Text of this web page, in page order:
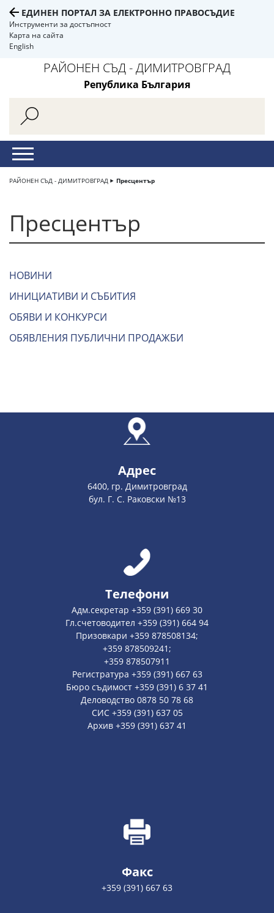
ЕДИНЕН ПОРТАЛ ЗА ЕЛЕКТРОННО ПРАВОСЪДИЕ
Инструменти за достъпност
Карта на сайта
English
РАЙОНЕН СЪД - ДИМИТРОВГРАД
Република България
РАЙОНЕН СЪД - ДИМИТРОВГРАД Пресцентър
Пресцентър
НОВИНИ
ИНИЦИАТИВИ И СЪБИТИЯ
ОБЯВИ И КОНКУРСИ
ОБЯВЛЕНИЯ ПУБЛИЧНИ ПРОДАЖБИ
Адрес
6400, гр. Димитровград
бул. Г. С. Раковски №13
Телефони
Адм.секретар +359 (391) 669 30
Гл.счетоводител +359 (391) 664 94
Призовкари +359 878508134;
+359 878509241;
+359 878507911
Регистратура +359 (391) 667 63
Бюро съдимост +359 (391) 6 37 41
Деловодство 0878 50 78 68
СИС +359 (391) 637 05
Архив +359 (391) 637 41
Факс
+359 (391) 667 63